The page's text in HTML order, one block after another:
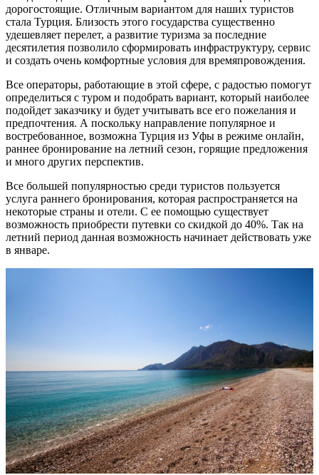
дорогостоящие. Отличным вариантом для наших туристов
стала Турция. Близость этого государства существенно
удешевляет перелет, а развитие туризма за последние
десятилетия позволило сформировать инфраструктуру, сервис
и создать очень комфортные условия для времяпровождения.
Все операторы, работающие в этой сфере, с радостью помогут
определиться с туром и подобрать вариант, который наиболее
подойдет заказчику и будет учитывать все его пожелания и
предпочтения. А поскольку направление популярное и
востребованное, возможна Турция из Уфы в режиме онлайн,
раннее бронирование на летний сезон, горящие предложения
и много других перспектив.
Все большей популярностью среди туристов пользуется
услуга раннего бронирования, которая распространяется на
некоторые страны и отели. С ее помощью существует
возможность приобрести путевки со скидкой до 40%. Так на
летний период данная возможность начинает действовать уже
в январе.